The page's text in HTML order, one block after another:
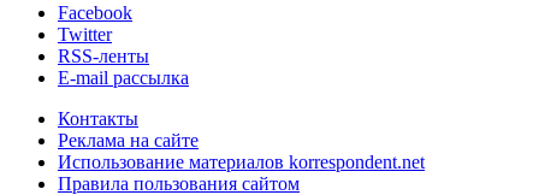
Facebook
Twitter
RSS-ленты
E-mail рассылка
Контакты
Реклама на сайте
Использование материалов korrespondent.net
Правила пользования сайтом